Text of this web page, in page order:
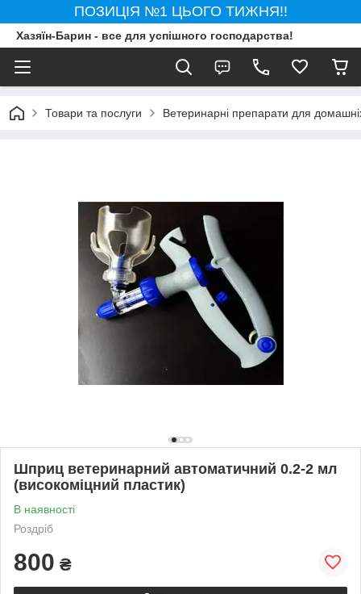
ПОЗИЦІЯ №1 ЦЬОГО ТИЖНЯ!!
Хазяїн-Барин - все для успішного господарства!
Товари та послуги Ветеринарні препарати для
Шприц ветеринарний автоматичний 0.2-2 мл
(високоміцний пластик)
В наявності
Роздріб
800 ₴